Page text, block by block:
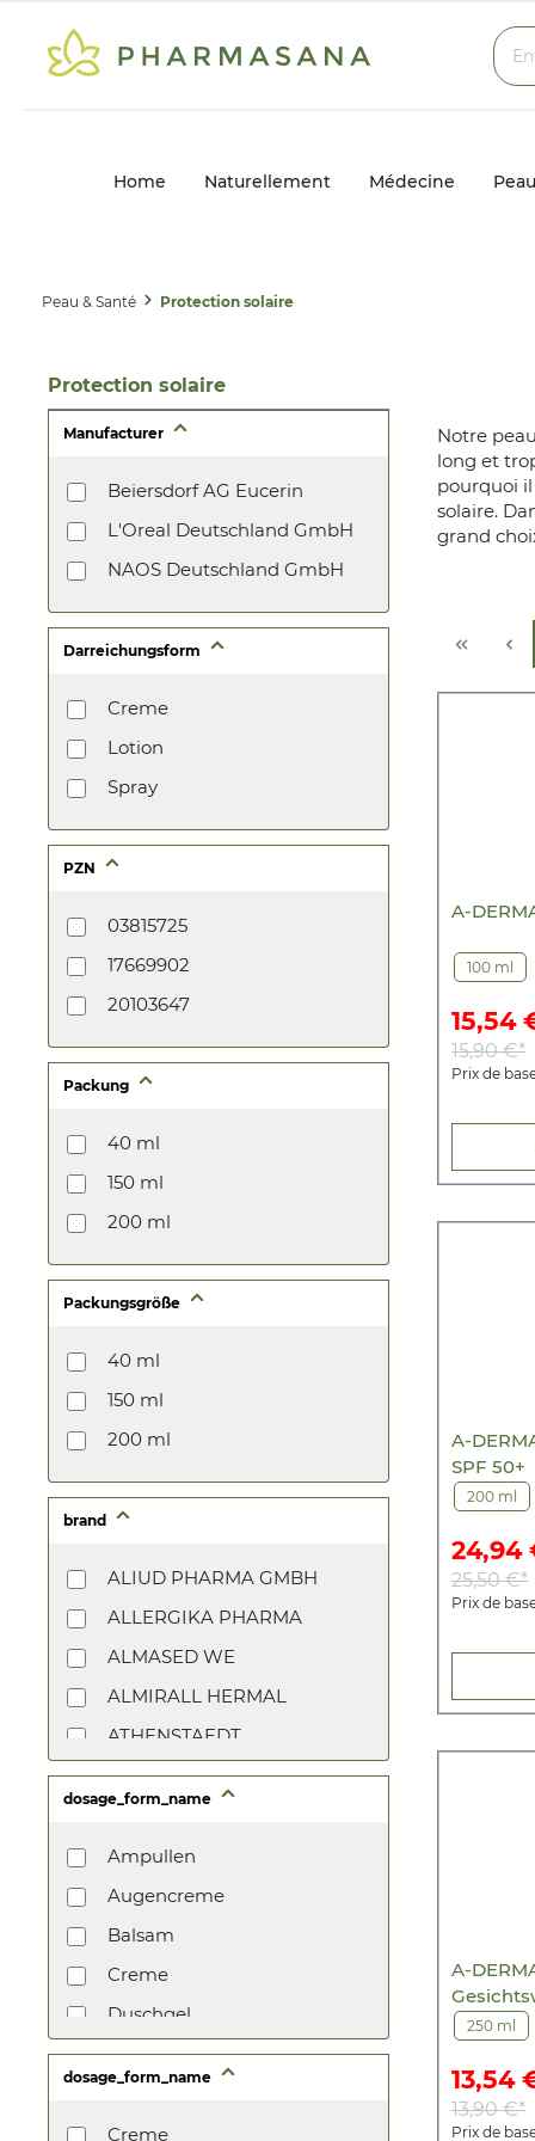
Home Naturellement Médecine
Peau & Santé Protection solaire
Protection solaire
Manufacturer
Beiersdorf AG Eucerin
L'Oreal Deutschland GmbH
NAOS Deutschland GmbH
Darreichungsform
Creme
Lotion
Spray
PZN
03815725
17669902
20103647
Packung
40 ml
150 ml
200 ml
Packungsgröße
40 ml
150 ml
200 ml
brand
ALIUD PHARMA GMBH
ALLERGIKA PHARMA
ALMASED WE
ALMIRALL HERMAL
ATHENSTAEDT
AXISIS
B BRILLIANT LIFESTYLE
BECKMANN/S
BENEVI MED
BIOMARIS
BLUECHER SCHERING
BOSSHAMMER
BOUHON
CEFAK
dosage_form_name
Ampullen
Augencreme
Balsam
Creme
Duschgel
Elixier
Flüssigkeit
dosage_form_name
Creme
Notre
long et
pourquoi
solaire.
grand
A-
100 ml
15,54
15,90 €*
Prix de
A-
SPF 50+
200 ml
24,94
25,50 €*
Prix de
A-
250 ml
13,54
13,90 €*
Prix de